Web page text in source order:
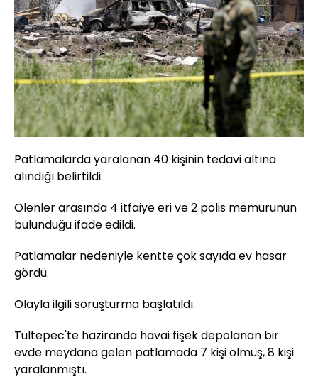
Patlamalarda yaralanan 40 kişinin tedavi altına
alındığı belirtildi.
Ölenler arasında 4 itfaiye eri ve 2 polis memurunun
bulunduğu ifade edildi.
Patlamalar nedeniyle kentte çok sayıda ev hasar
gördü.
Olayla ilgili soruşturma başlatıldı.
Tultepec'te haziranda havai fişek depolanan bir
evde meydana gelen patlamada 7 kişi ölmüş, 8 kişi
yaralanmıştı.